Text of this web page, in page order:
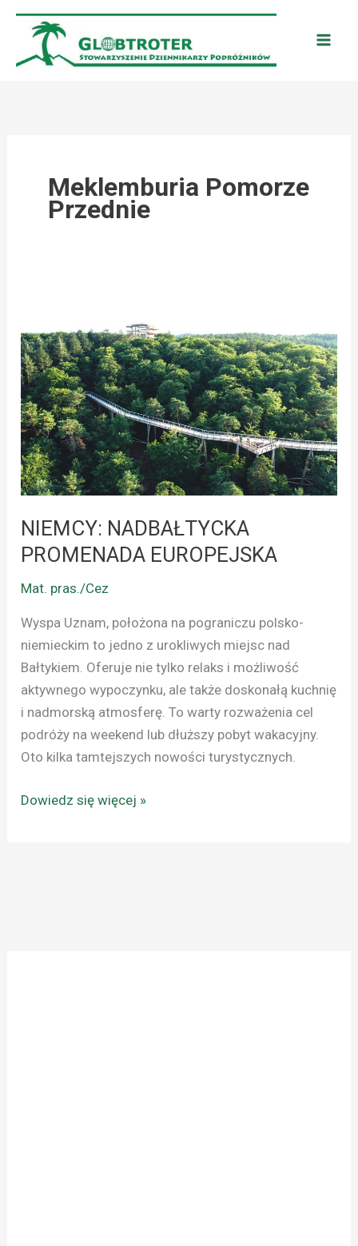
Przejdź
treści
Meklemburia Pomorze
Przednie
NIEMCY: NADBAŁTYCKA
PROMENADA EUROPEJSKA
Mat. pras./Cez
Wyspa Uznam, położona na pograniczu polsko-
niemieckim to jedno z urokliwych miejsc nad
Bałtykiem. Oferuje nie tylko relaks i możliwość
aktywnego wypoczynku, ale także doskonałą kuchnię
i nadmorską atmosferę. To warty rozważenia cel
podróży na weekend lub dłuższy pobyt wakacyjny.
Oto kilka tamtejszych nowości turystycznych.
PROMENADA
EUROPEJSKA
Dowiedz się więcej »